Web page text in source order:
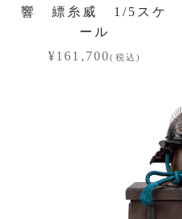
響 縹糸威 1/5スケ
ール
¥161,700(税込)